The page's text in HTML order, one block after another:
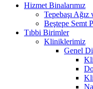
Hizmet Binalarımız
Tepebaşı Ağız
Beştepe Semt
Tıbbi Birimler
Kliniklerimiz
Genel